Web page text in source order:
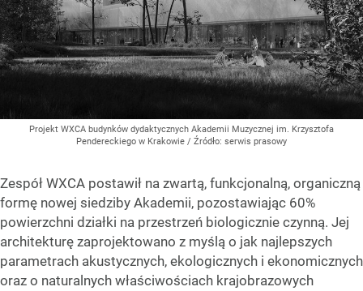
Projekt WXCA budynków dydaktycznych Akademii Muzycznej im. Krzysztofa
Pendereckiego w Krakowie / Źródło: serwis prasowy
Zespół WXCA postawił na zwartą, funkcjonalną, organiczną
formę nowej siedziby Akademii, pozostawiając 60%
powierzchni działki na przestrzeń biologicznie czynną. Jej
architekturę zaprojektowano z myślą o jak najlepszych
parametrach akustycznych, ekologicznych i ekonomicznych
oraz o naturalnych właściwościach krajobrazowych